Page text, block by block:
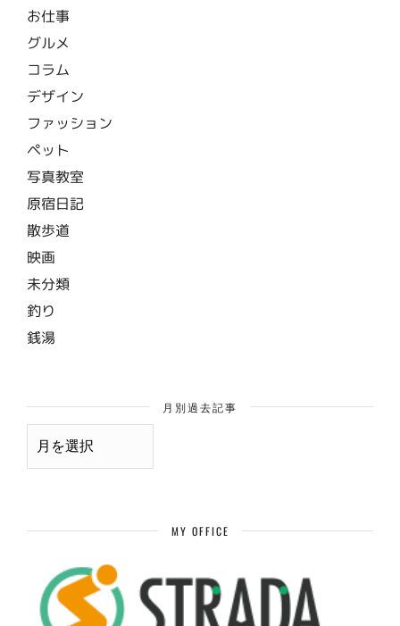
お仕事
グルメ
コラム
デザイン
ファッション
ペット
写真教室
原宿日記
散歩道
映画
未分類
釣り
銭湯
月別過去記事
月
MY OFFICE